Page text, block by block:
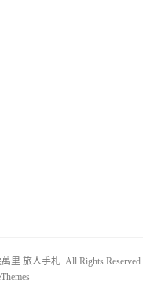
里 旅人手札. All Rights Reserved.